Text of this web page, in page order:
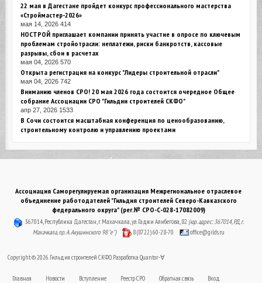
22 мая в Дагестане пройдет конкурс профессионального мастерства
«Строймастер-2026»
мая 14, 2026 414
НОСТРОЙ приглашает компании принять участие в опросе по ключевым
проблемам стройотрасли: неплатежи, риски банкротств, кассовые
разрывы, сбои в расчетах
мая 04, 2026 570
Открыта регистрация на конкурс "Лидеры строительной отрасли"
мая 04, 2026 742
Вниманию членов СРО! 20 мая 2026 года состоится очередное Общее
собрание Ассоциации СРО "Гильдии строителей СКФО"
апр 27, 2026 1533
В Сочи состоится масштабная конференция по ценообразованию,
строительному контролю и управлению проектами
Ассоциация Саморегулируемая организация Межрегиональное отраслевое
объединение работодателей "Гильдия строителей Северо-Кавказского
федерального округа" (рег.№ СРО-С-028-17082009)
367014, Республика Дагестан, г. Махачкала, ул. Гаджи Алибегова, 82 (юр. адрес: 367014, РД, г.
Махачкала, пр. А. Акушинского 98 "е")
8 (8722) 60-28-70 office@gilds.ru
Copyright © 2026. Гильдия строителей СКФО. Разработка Quantor-∀
Главная Новости Вступление Реестр СРО Обратная связь
Вход